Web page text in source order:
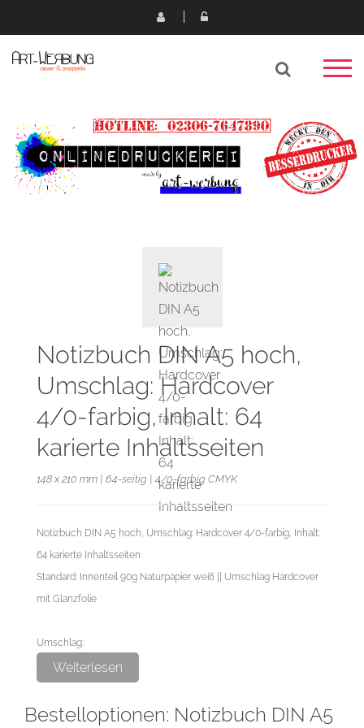
Notizbuch DIN A5 hoch,
Umschlag: Hardcover
4/0-farbig, Inhalt: 64
karierte Inhaltsseiten
148 x 210 mm | 64-seitig | 4/0-farbig CMYK
Notizbuch DIN A5 hoch, Umschlag: Hardcover 4/0-farbig, Inhalt:
64 karierte Inhaltsseiten
Standard: Innenteil 90g Naturpapier weiß || Umschlag Hardcover
mit Glanzfolie
Umschlag:
Hardcover 4/0-farbig (einseitig bedruckt),
(einseitig folienkaschiert)
Weiterlesen
Bestelloptionen: Notizbuch DIN A5